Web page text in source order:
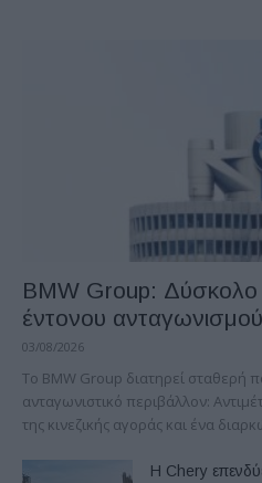
BMW Group: Δύσκολο
έντονου ανταγωνισμού
03/08/2026
Το BMW Group διατηρεί σταθερή
ανταγωνιστικό περιβάλλον:
της κινεζικής αγοράς και ένα
Η Chery